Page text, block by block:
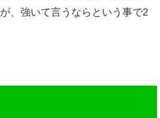
、強いて言うならという事で2